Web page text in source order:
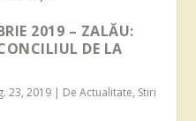
2019 – ZALĂU:
DE LA
23, 2019 | De Actualitate, Stiri